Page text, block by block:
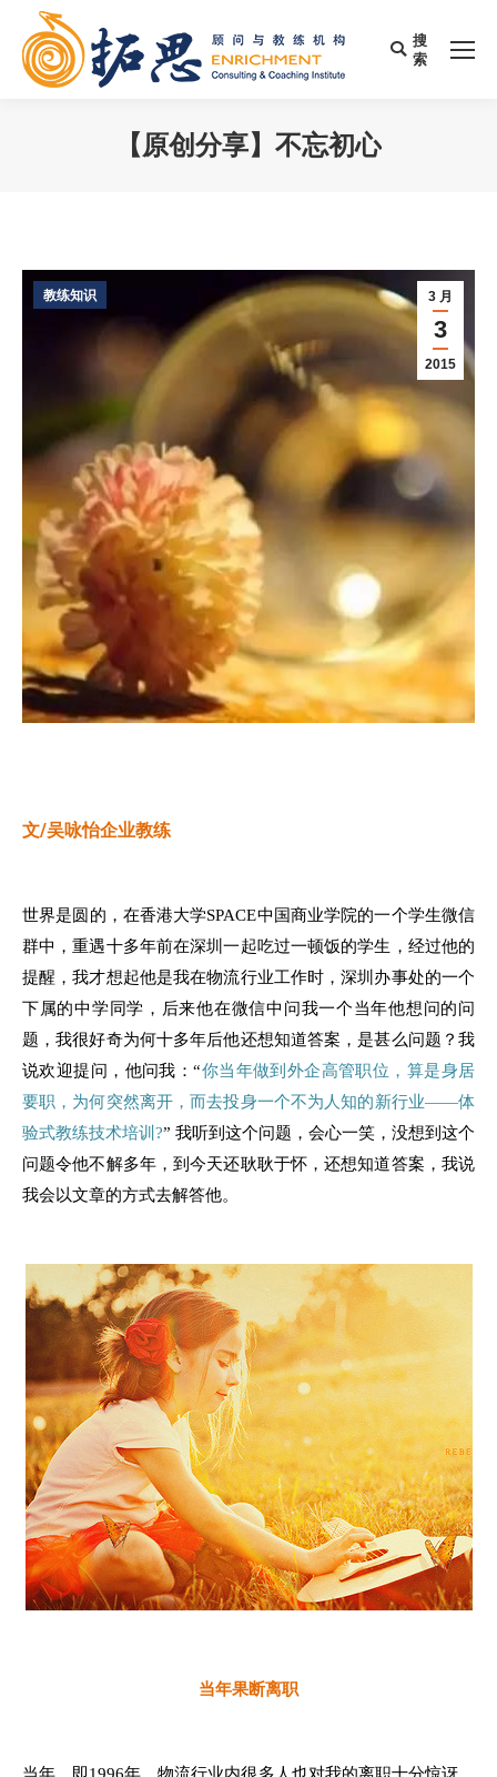
Search:
搜
索
【原创分享】不忘初心
3 月
3
2015
教练知识
文/吴咏怡企业教练
世界是圆的，在香港大学SPACE中国商业学院的一个学生微信
群中，重遇十多年前在深圳一起吃过一顿饭的学生，经过他的
提醒，我才想起他是我在物流行业工作时，深圳办事处的一个
下属的中学同学，后来他在微信中问我一个当年他想问的问
题，我很好奇为何十多年后他还想知道答案，是甚么问题？我
说欢迎提问，他问我：“你当年做到外企高管职位，算是身居
要职，为何突然离开，而去投身一个不为人知的新行业——体
验式教练技术培训?” 我听到这个问题，会心一笑，没想到这个
问题令他不解多年，到今天还耿耿于怀，还想知道答案，我说
我会以文章的方式去解答他。
当年果断离职